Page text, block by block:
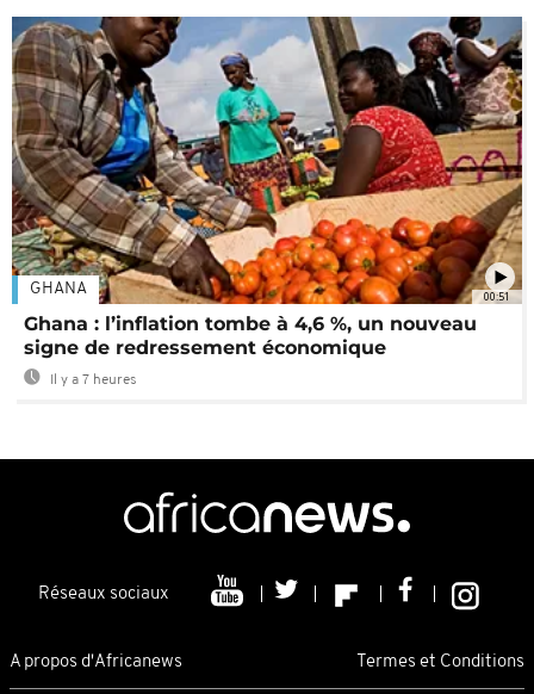
00:51
GHANA
Ghana : l’inflation tombe à 4,6 %, un nouveau
signe de redressement économique
Il y a 7 heures
Réseaux sociaux
A propos d'Africanews Termes et Conditions